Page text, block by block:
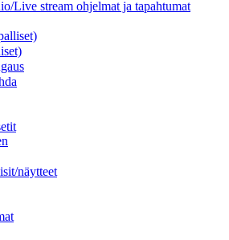
Live stream ohjelmat ja tapahtumat
näytteet